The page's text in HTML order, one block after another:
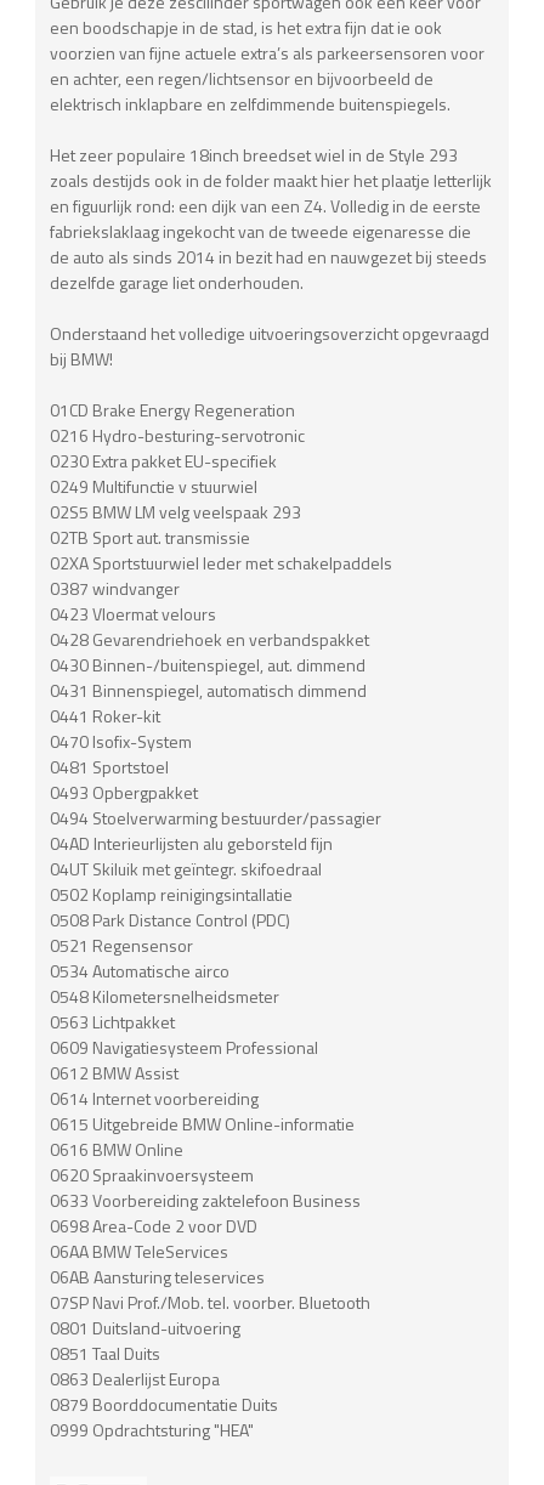
een boodschapje in de stad, is het extra fijn dat ie ook
voorzien van fijne actuele extra’s als parkeersensoren voor
en achter, een regen/lichtsensor en bijvoorbeeld de
elektrisch inklapbare en zelfdimmende buitenspiegels.
Het zeer populaire 18inch breedset wiel in de Style 293
zoals destijds ook in de folder maakt hier het plaatje letterlijk
en figuurlijk rond: een dijk van een Z4. Volledig in de eerste
fabriekslaklaag ingekocht van de tweede eigenaresse die
de auto als sinds 2014 in bezit had en nauwgezet bij steeds
dezelfde garage liet onderhouden.
Onderstaand het volledige uitvoeringsoverzicht opgevraagd
bij BMW!
01CD Brake Energy Regeneration
0216 Hydro-besturing-servotronic
0230 Extra pakket EU-specifiek
0249 Multifunctie v stuurwiel
02S5 BMW LM velg veelspaak 293
02TB Sport aut. transmissie
02XA Sportstuurwiel leder met schakelpaddels
0387 windvanger
0423 Vloermat velours
0428 Gevarendriehoek en verbandspakket
0430 Binnen-/buitenspiegel, aut. dimmend
0431 Binnenspiegel, automatisch dimmend
0441 Roker-kit
0470 Isofix-System
0481 Sportstoel
0493 Opbergpakket
0494 Stoelverwarming bestuurder/passagier
04AD Interieurlijsten alu geborsteld fijn
04UT Skiluik met geïntegr. skifoedraal
0502 Koplamp reinigingsintallatie
0508 Park Distance Control (PDC)
0521 Regensensor
0534 Automatische airco
0548 Kilometersnelheidsmeter
0563 Lichtpakket
0609 Navigatiesysteem Professional
0612 BMW Assist
0614 Internet voorbereiding
0615 Uitgebreide BMW Online-informatie
0616 BMW Online
0620 Spraakinvoersysteem
0633 Voorbereiding zaktelefoon Business
0698 Area-Code 2 voor DVD
06AA BMW TeleServices
06AB Aansturing teleservices
07SP Navi Prof./Mob. tel. voorber. Bluetooth
0801 Duitsland-uitvoering
0851 Taal Duits
0863 Dealerlijst Europa
0879 Boorddocumentatie Duits
0999 Opdrachtsturing "HEA"